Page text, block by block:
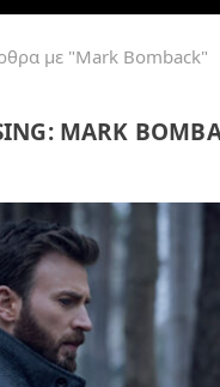
με "Mark Bomback"
MARK